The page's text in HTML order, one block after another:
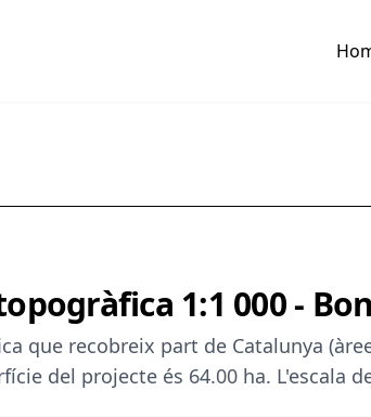
1:1 000 -
que recobreix part de Catalunya
del projecte és 64.00 ha. L'escala